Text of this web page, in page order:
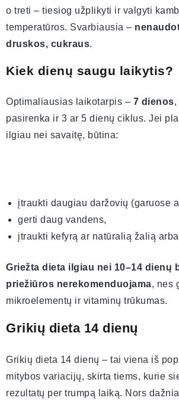
o treti – tiesiog užplikyti ir valgyti
temperatūros. Svarbiausia –
druskos, cukraus.
Kiek dienų saugu laikytis?
Optimaliausias laikotarpis – 7 dienos
pasirenka ir 3 ar 5 dienų ciklus. Jei
ilgiau nei savaitę, būtina:
įtraukti daugiau daržovių (garuose
gerti daug vandens,
įtraukti kefyrą ar natūralią žalią
Griežta dieta ilgiau nei 10–14 dienų
priežiūros nerekomenduojama, nes
mikroelementų ir vitaminų trūkumas.
Grikių dieta 14 dienų
Grikių dieta 14 dienų – tai viena iš
mitybos variacijų, skirta tiems, kurie
rezultatų per trumpą laiką. Nors